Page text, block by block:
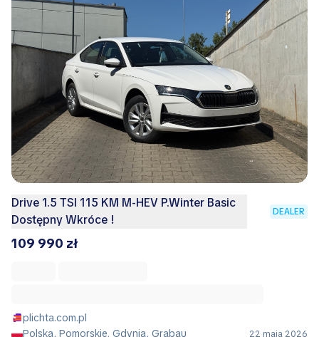
Drive 1.5 TSI 115 KM M-HEV P.Winter Basic
Dostępny Wkróce !
DEALER
109 990 zł
plichta.com.pl
Polska, Pomorskie, Gdynia, Grabau
22 maja 2026